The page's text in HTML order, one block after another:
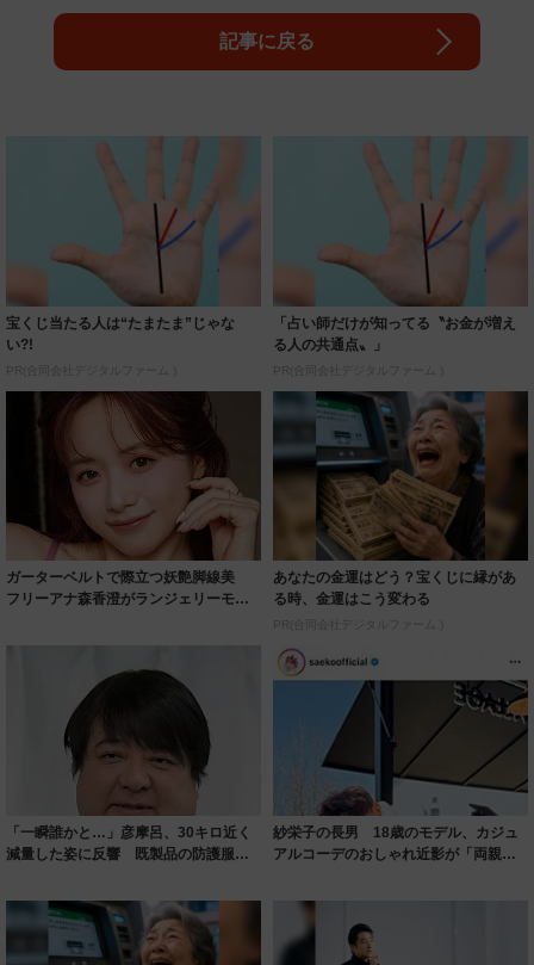
記事に戻る
宝くじ当たる人は“たまたま”じゃな
い?!
PR(合同会社デジタルファーム )
「占い師だけが知ってる〝お金が増え
る人の共通点〟」
PR(合同会社デジタルファーム )
ガーターベルトで際立つ妖艶脚線美
フリーアナ森香澄がランジェリーモデ
あなたの金運はどう？宝くじに縁があ
る時、金運はこう変わる
PR(合同会社デジタルファーム )
「一瞬誰かと…」彦摩呂、30キロ近く
減量した姿に反響 既製品の防護服が
紗栄子の長男 18歳のモデル、カジュ
アルコーデのおしゃれ近影が「両親の